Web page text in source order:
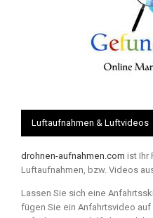
Luftaufnahmen & Luftvideos
drohnen-aufnahmen.com ist Ihr
Luftaufnahmen, bzw. Videos
Lassen Sie sich eine
fügen Sie ein Anfahrtsvideo